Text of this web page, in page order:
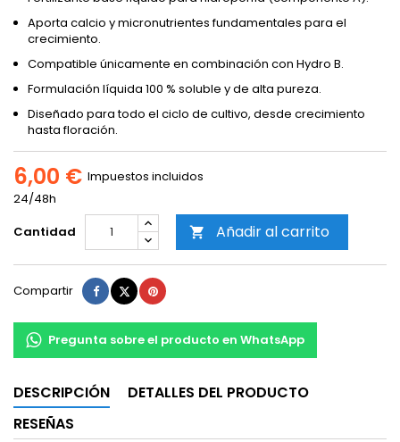
Aporta calcio y micronutrientes fundamentales para el
crecimiento.
Compatible únicamente en combinación con Hydro B.
Formulación líquida 100 % soluble y de alta pureza.
Diseñado para todo el ciclo de cultivo, desde crecimiento
hasta floración.
6,00 € Impuestos incluidos
24/48h
Cantidad
 Añadir al carrito
Compartir Compartir
TuitearPinterest
Pregunta sobre el producto en WhatsApp
DESCRIPCIÓN
DETALLES DEL PRODUCTO
RESEÑAS